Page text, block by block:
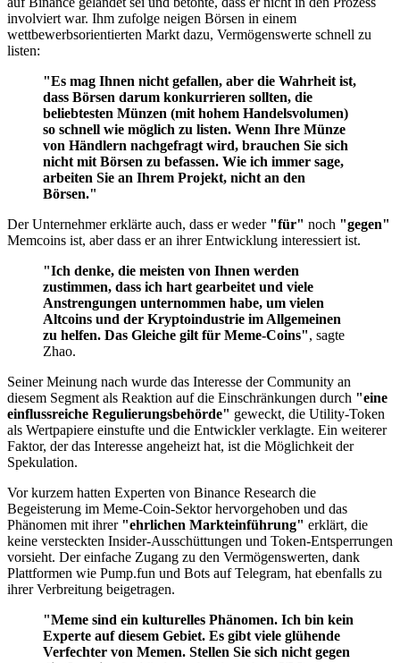
involviert war. Ihm zufolge neigen Börsen in einem
wettbewerbsorientierten Markt dazu, Vermögenswerte schnell zu
listen:
"Es mag Ihnen nicht gefallen, aber die Wahrheit ist,
dass Börsen darum konkurrieren sollten, die
beliebtesten Münzen (mit hohem Handelsvolumen)
so schnell wie möglich zu listen. Wenn Ihre Münze
von Händlern nachgefragt wird, brauchen Sie sich
nicht mit Börsen zu befassen. Wie ich immer sage,
arbeiten Sie an Ihrem Projekt, nicht an den
Börsen."
Der Unternehmer erklärte auch, dass er weder "für" noch "gegen"
Memcoins ist, aber dass er an ihrer Entwicklung interessiert ist.
"Ich denke, die meisten von Ihnen werden
zustimmen, dass ich hart gearbeitet und viele
Anstrengungen unternommen habe, um vielen
Altcoins und der Kryptoindustrie im Allgemeinen
zu helfen. Das Gleiche gilt für Meme-Coins", sagte
Zhao.
Seiner Meinung nach wurde das Interesse der Community an
diesem Segment als Reaktion auf die Einschränkungen durch "eine
einflussreiche Regulierungsbehörde" geweckt, die Utility-Token
als Wertpapiere einstufte und die Entwickler verklagte. Ein weiterer
Faktor, der das Interesse angeheizt hat, ist die Möglichkeit der
Spekulation.
Vor kurzem hatten Experten von Binance Research die
Begeisterung im Meme-Coin-Sektor hervorgehoben und das
Phänomen mit ihrer "ehrlichen Markteinführung" erklärt, die
keine versteckten Insider-Ausschüttungen und Token-Entsperrungen
vorsieht. Der einfache Zugang zu den Vermögenswerten, dank
Plattformen wie Pump.fun und Bots auf Telegram, hat ebenfalls zu
ihrer Verbreitung beigetragen.
"Meme sind ein kulturelles Phänomen. Ich bin kein
Experte auf diesem Gebiet. Es gibt viele glühende
Verfechter von Memen. Stellen Sie sich nicht gegen